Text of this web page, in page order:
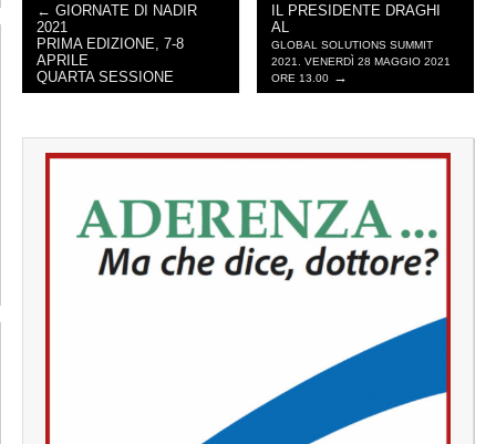
POST NAVIGATION
← GIORNATE DI NADIR
2021
PRIMA EDIZIONE, 7-8
APRILE
QUARTA SESSIONE
IL PRESIDENTE DRAGHI
AL
GLOBAL SOLUTIONS SUMMIT
2021. VENERDÌ 28 MAGGIO 2021
ORE 13.00 →